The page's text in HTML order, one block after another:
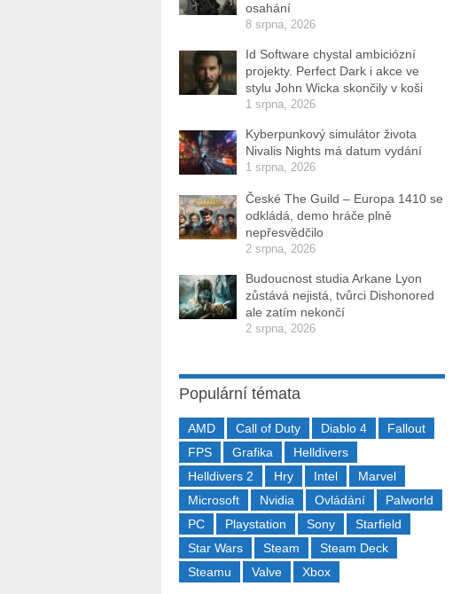
osahání
8 srpna, 2026
Id Software chystal ambiciózní
projekty. Perfect Dark i akce ve
stylu John Wicka skončily v koši
1 srpna, 2026
Kyberpunkový simulátor života
Nivalis Nights má datum vydání
1 srpna, 2026
České The Guild – Europa 1410 se
odkládá, demo hráče plně
nepřesvědčilo
2 srpna, 2026
Budoucnost studia Arkane Lyon
zůstává nejistá, tvůrci Dishonored
ale zatím nekončí
2 srpna, 2026
Populární témata
AMD Call of Duty Diablo 4
Fallout
FPS
Grafika
Helldivers
Helldivers 2
Hry Intel
Marvel
Microsoft
Nvidia Ovládání
Palworld
PC
Playstation Sony
Starfield
Star Wars
Steam
Steam Deck
Steamu
Valve Xbox